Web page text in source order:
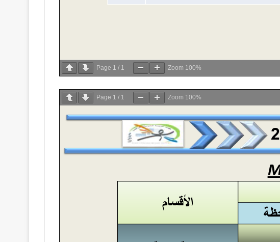
Page 1 / 1 Zoom 100%
Page 1 / 1 Zoom 100%